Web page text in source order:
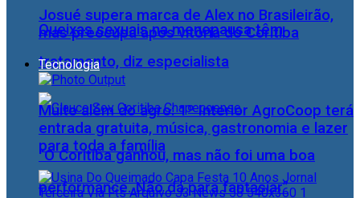
Queixas sexuais na menopausa têm
tratamento, diz especialista
“O Coritiba ganhou, mas não foi uma boa
performance. Não dá para fantasiar”
Josué supera marca de Alex no Brasileirão,
mas preocupa após vitória do Coritiba
Tecnologia
Muito além do agro: 1º Interior AgroCoop terá
entrada gratuita, música, gastronomia e lazer
para toda a família